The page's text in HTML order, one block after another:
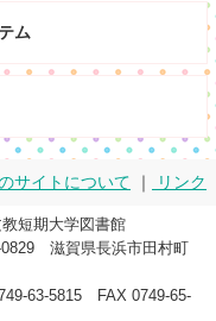
ム
サイトについて ｜ リンク
短期大学図書館
0829 滋賀県長浜市田村町
63-5815 FAX 0749-65-